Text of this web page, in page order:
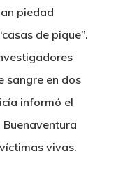
piedad
de pique”.
sangre en dos
informó el
vivas.